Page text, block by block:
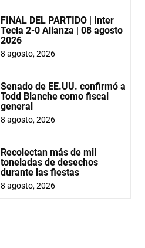
FINAL DEL PARTIDO | Inter
Tecla 2-0 Alianza | 08 agosto
2026
8 agosto, 2026
Senado de EE.UU. confirmó a
Todd Blanche como fiscal
general
8 agosto, 2026
Recolectan más de mil
toneladas de desechos
durante las fiestas
8 agosto, 2026